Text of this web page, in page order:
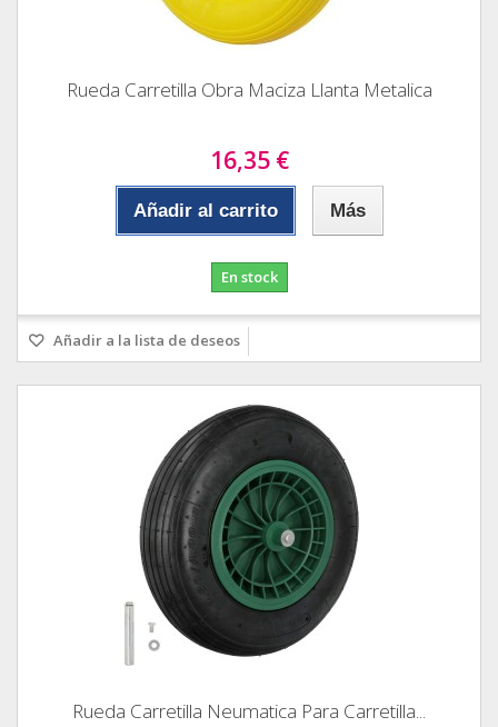
Rueda Carretilla Obra Maciza Llanta Metalica
16,35 €
Añadir al carrito Más
En stock
Añadir a la lista de deseos
Rueda Carretilla Neumatica Para Carretilla...